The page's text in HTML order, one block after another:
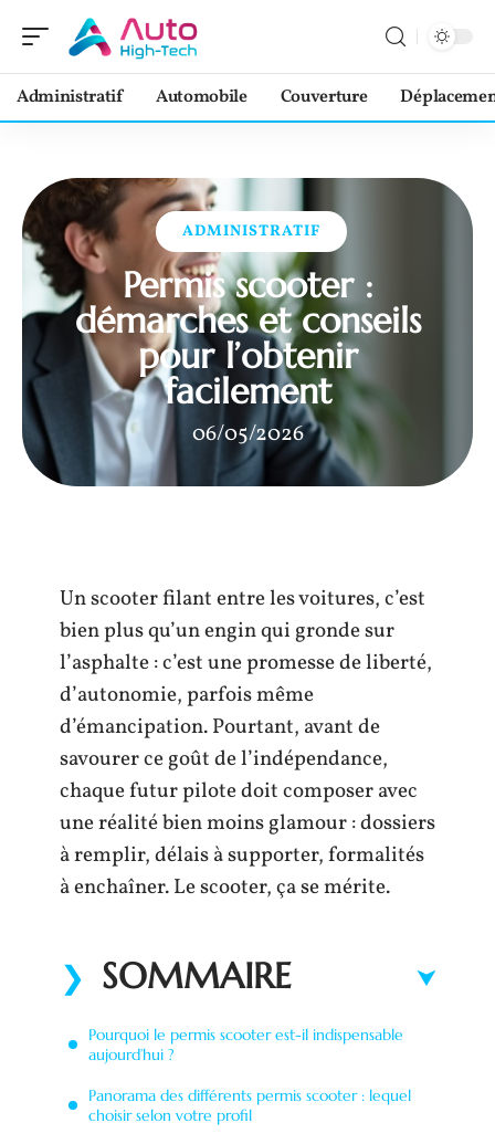
Administratif Automobile Couverture
ADMINISTRATIF
Permis scooter :
démarches et conseils
pour l’obtenir
facilement
06/05/2026
Un scooter filant entre les voitures, c’est
bien plus qu’un engin qui gronde sur
l’asphalte : c’est une promesse de liberté,
d’autonomie, parfois même
d’émancipation. Pourtant, avant de
savourer ce goût de l’indépendance,
chaque futur pilote doit composer avec
une réalité bien moins glamour : dossiers
à remplir, délais à supporter, formalités
à enchaîner. Le scooter, ça se mérite.
SOMMAIRE
Pourquoi le permis scooter est-il indispensable
aujourd’hui ?
Panorama des différents permis scooter : lequel
choisir selon votre profil